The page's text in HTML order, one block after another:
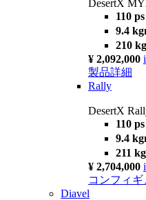
DesertX
110 ps
9.4
210 kg
¥ 2,092,000 i
製品詳細
Rally
DesertX
110 ps
9.4
211 kg
¥ 2,704,000 i
コンフィ
Diavel